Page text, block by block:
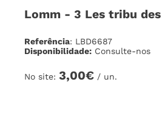
Lomm - 3 Les tribu
Referência: LBD6687
Disponibilidade: Consulte-nos
No site: 3,00€ / un.